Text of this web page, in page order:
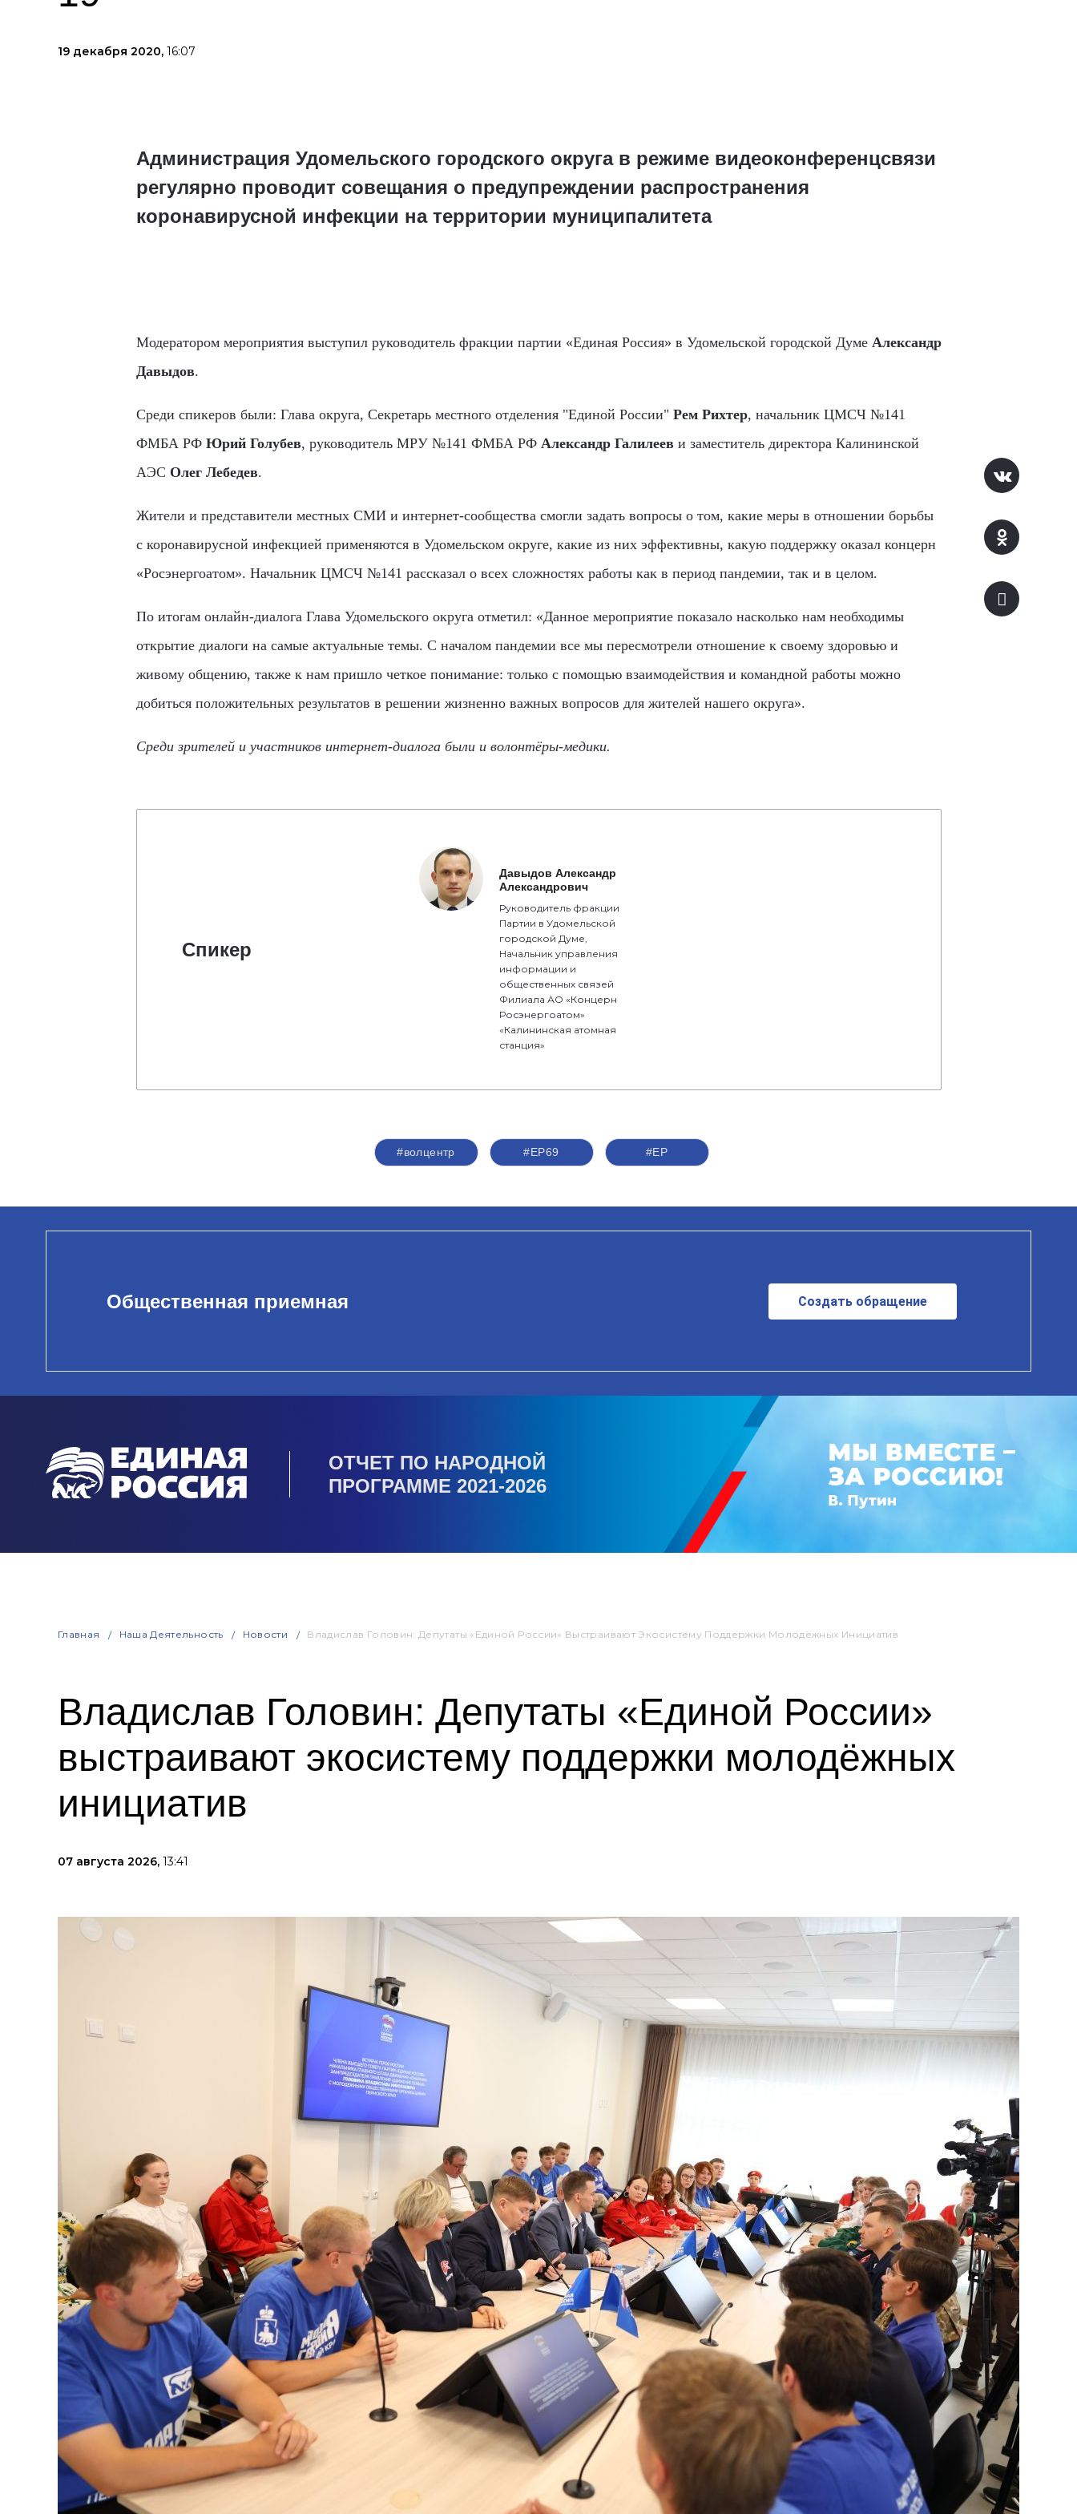
19 декабря 2020, 16:07
Администрация Удомельского городского округа в режиме видеоконференцсвязи
регулярно проводит совещания о предупреждении распространения
коронавирусной инфекции на территории муниципалитета
Модератором мероприятия выступил руководитель фракции партии «Единая Россия» в Удомельской городской Думе Александр
Давыдов.
Среди спикеров были: Глава округа, Секретарь местного отделения "Единой России" Рем Рихтер, начальник ЦМСЧ №141
ФМБА РФ Юрий Голубев, руководитель МРУ №141 ФМБА РФ Александр Галилеев и заместитель директора Калининской
АЭС Олег Лебедев.
Жители и представители местных СМИ и интернет-сообщества смогли задать вопросы о том, какие меры в отношении борьбы
с коронавирусной инфекцией применяются в Удомельском округе, какие из них эффективны, какую поддержку оказал концерн
«Росэнергоатом». Начальник ЦМСЧ №141 рассказал о всех сложностях работы как в период пандемии, так и в целом.
По итогам онлайн-диалога Глава Удомельского округа отметил: «Данное мероприятие показало насколько нам необходимы
открытие диалоги на самые актуальные темы. С началом пандемии все мы пересмотрели отношение к своему здоровью и
живому общению, также к нам пришло четкое понимание: только с помощью взаимодействия и командной работы можно
добиться положительных результатов в решении жизненно важных вопросов для жителей нашего округа».
Среди зрителей и участников интернет-диалога были и волонтёры-медики.
Спикер
Давыдов Александр
Александрович
Руководитель фракции
Партии в Удомельской
городской Думе,
Начальник управления
информации и
общественных связей
Филиала АО «Концерн
Росэнергоатом»
«Калининская атомная
станция»
#волцентр #ЕР69 #ЕР
Общественная приемная Создать обращение
ОТЧЕТ ПО НАРОДНОЙ
ПРОГРАММЕ 2021-2026
Главная Наша Деятельность Новости Владислав Головин: Депутаты «Единой России» Выстраивают Экосистему Поддержки Молодёжных Инициатив
Владислав Головин: Депутаты «Единой России»
выстраивают экосистему поддержки молодёжных
инициатив
07 августа 2026, 13:41